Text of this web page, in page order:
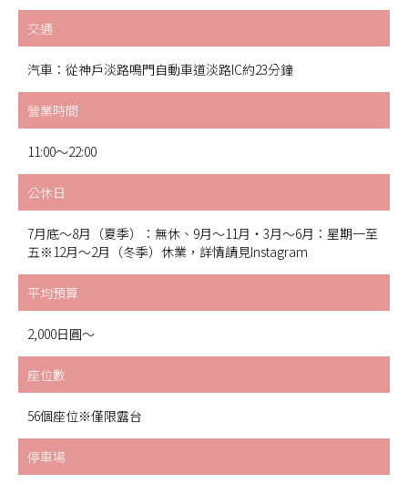
交通
汽車：從神戶淡路鳴門自動車道淡路IC約23分鐘
營業時間
11:00～22:00
公休日
7月底～8月（夏季）：無休、9月～11月・3月～6月：星期一至
五※12月～2月（冬季）休業，詳情請見Instagram
平均預算
2,000日圓～
座位數
56個座位※僅限露台
停車場